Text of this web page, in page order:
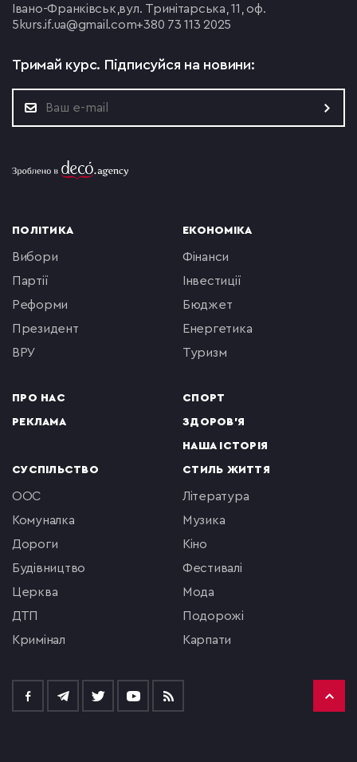
Івано-Франківськ,вул. Тринітарська, 11, оф.
5 kurs.if.ua@gmail.com+380 73 113 2025
Тримай курс. Підписуйся на новини:
ПОЛІТИКА
вибори
партії
реформи
президент
ВРУ
ПРО НАС
РЕКЛАМА
ЕКОНОМІКА
фінанси
інвестиції
бюджет
енергетика
туризм
СПОРТ
ЗДОРОВ'Я
НАША ІСТОРІЯ
СУСПІЛЬСТВО
ООС
комуналка
Дороги
будівництво
церква
ДТП
кримінал
СТИЛЬ ЖИТТЯ
література
музика
кіно
фестивалі
мода
подорожі
Карпати